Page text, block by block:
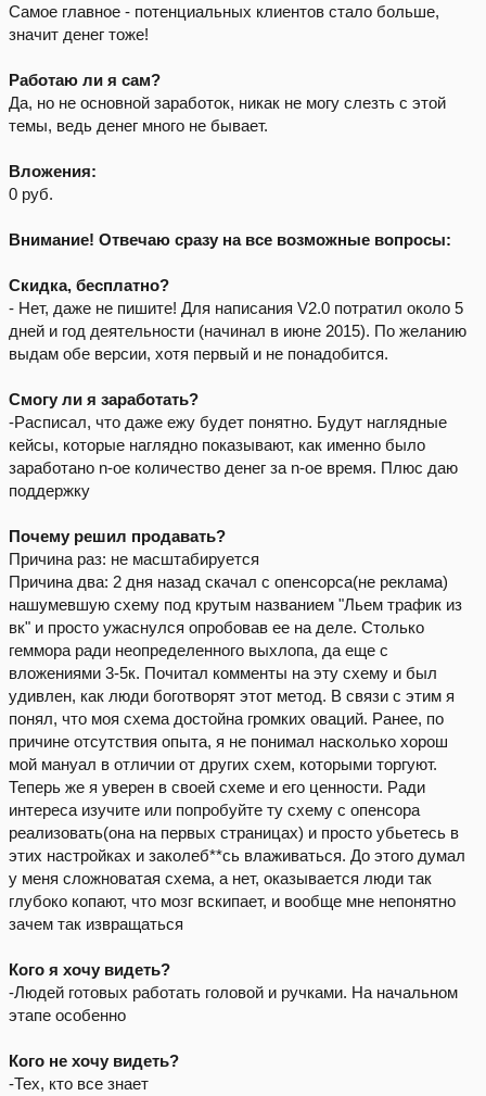
Самое главное - потенциальных клиентов стало больше,
значит денег тоже!
Работаю ли я сам?
Да, но не основной заработок, никак не могу слезть с этой
темы, ведь денег много не бывает.
Вложения:
0 руб.
Внимание! Отвечаю сразу на все возможные вопросы:
Скидка, бесплатно?
- Нет, даже не пишите! Для написания V2.0 потратил около 5
дней и год деятельности (начинал в июне 2015). По желанию
выдам обе версии, хотя первый и не понадобится.
Смогу ли я заработать?
-Расписал, что даже ежу будет понятно. Будут наглядные
кейсы, которые наглядно показывают, как именно было
заработано n-ое количество денег за n-ое время. Плюс даю
поддержку
Почему решил продавать?
Причина раз: не масштабируется
Причина два: 2 дня назад скачал с опенсорса(не реклама)
нашумевшую схему под крутым названием "Льем трафик из
вк" и просто ужаснулся опробовав ее на деле. Столько
геммора ради неопределенного выхлопа, да еще с
вложениями 3-5к. Почитал комменты на эту схему и был
удивлен, как люди боготворят этот метод. В связи с этим я
понял, что моя схема достойна громких оваций. Ранее, по
причине отсутствия опыта, я не понимал насколько хорош
мой мануал в отличии от других схем, которыми торгуют.
Теперь же я уверен в своей схеме и его ценности. Ради
интереса изучите или попробуйте ту схему с опенсора
реализовать(она на первых страницах) и просто убьетесь в
этих настройках и заколеб**сь влаживаться. До этого думал
у меня сложноватая схема, а нет, оказывается люди так
глубоко копают, что мозг вскипает, и вообще мне непонятно
зачем так извращаться
Кого я хочу видеть?
-Людей готовых работать головой и ручками. На начальном
этапе особенно
Кого не хочу видеть?
-Тех, кто все знает